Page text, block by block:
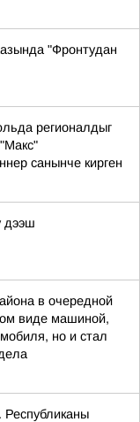
"Фронтудан
регионалдыг
санынче кирген
дээш
в очередной
виде машиной,
но и стал